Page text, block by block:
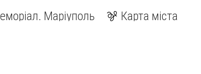
Маріуполь Карта міста